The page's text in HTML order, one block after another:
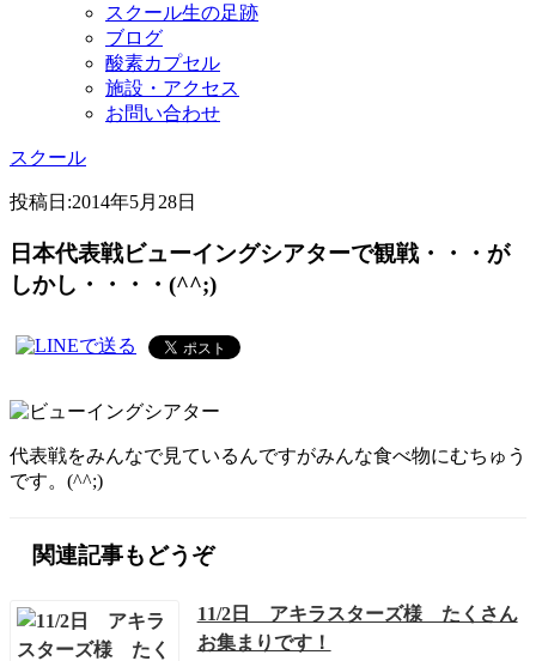
スクール生の足跡
ブログ
酸素カプセル
施設・アクセス
お問い合わせ
スクール
投稿日:2014年5月28日
日本代表戦ビューイングシアターで観戦・・・が
しかし・・・・(^^;)
代表戦をみんなで見ているんですがみんな食べ物にむちゅう
です。(^^;)
関連記事もどうぞ
11/2日 アキラスターズ様 たくさん
お集まりです！